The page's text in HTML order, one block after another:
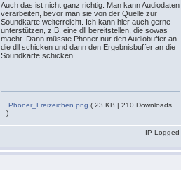
Auch das ist nicht ganz richtig. Man kann Audiodaten
verarbeiten, bevor man sie von der Quelle zur
Soundkarte weiterreicht. Ich kann hier auch gerne
unterstützen, z.B. eine dll bereitstellen, die sowas
macht. Dann müsste Phoner nur den Audiobuffer an
die dll schicken und dann den Ergebnisbuffer an die
Soundkarte schicken.
Phoner_Freizeichen.png ( 23 KB | 210 Downloads
)
IP Logged